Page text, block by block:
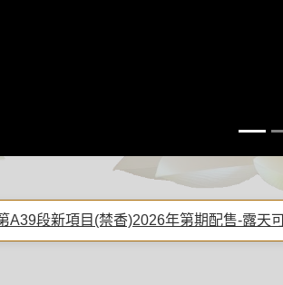
灰園3連位🌟👍🏽👍🏽
A39段新項目(禁香)2026年第期配售-露天